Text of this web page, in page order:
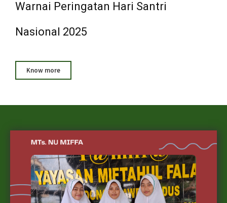
Warnai Peringatan Hari Santri
Nasional 2025
Know more